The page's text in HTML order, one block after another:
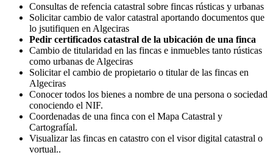
Consultas de refencia catastral sobre fincas rústicas y urbanas
Solicitar cambio de valor catastral aportando documentos que
lo jsutifiquen en Algeciras
Pedir certificados catastral de la ubicación de una finca
Cambio de titularidad en las fincas e inmuebles tanto rústicas
como urbanas de Algeciras
Solicitar el cambio de propietario o titular de las fincas en
Algeciras
Conocer todos los bienes a nombre de una persona o sociedad
conociendo el NIF.
Coordenadas de una finca con el Mapa Catastral y
Cartografíal.
Visualizar las fincas en catastro con el visor digital catastral o
vortual..